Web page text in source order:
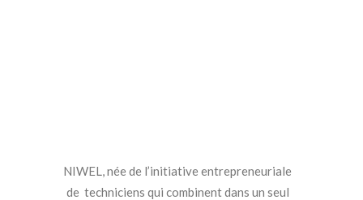
NIWEL, née de l’initiative entrepreneuriale
de techniciens qui combinent dans un seul